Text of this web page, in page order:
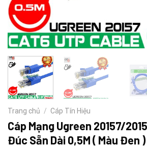
Trang chủ / Cáp Tín Hiệu
Cáp Mạng Ugreen 20157/
Đúc Sẵn Dài 0,5M ( Màu Đen )